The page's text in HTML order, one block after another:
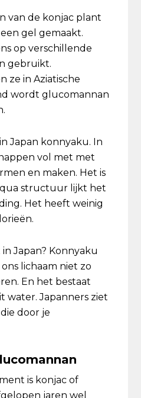
van de konjac plant
gel gemaakt.
op verschillende
gebruikt.
ze in Aziatische
wordt glucomannan
Japan konnyaku. In
vol met met
en maken. Het is
qua structuur lijkt het
Het heeft weinig
Japan? Konnyaku
lichaam niet zo
En het bestaat
water. Japanners ziet
die door je
is konjac of
jaren wel